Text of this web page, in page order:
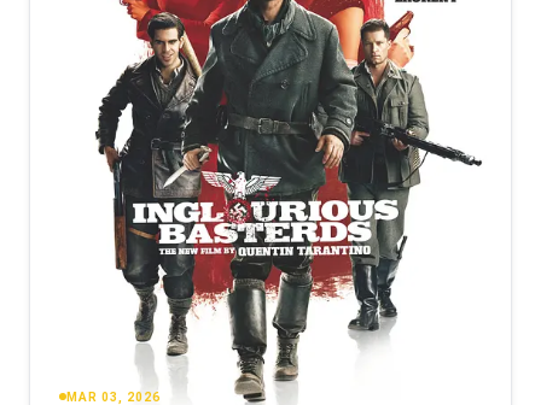
MAR 03, 2026